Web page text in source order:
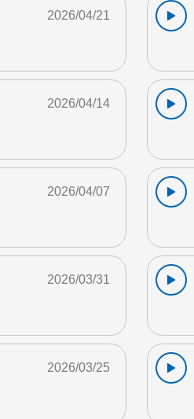
2026/04/21
2026/04/14
2026/04/07
2026/03/31
2026/03/25